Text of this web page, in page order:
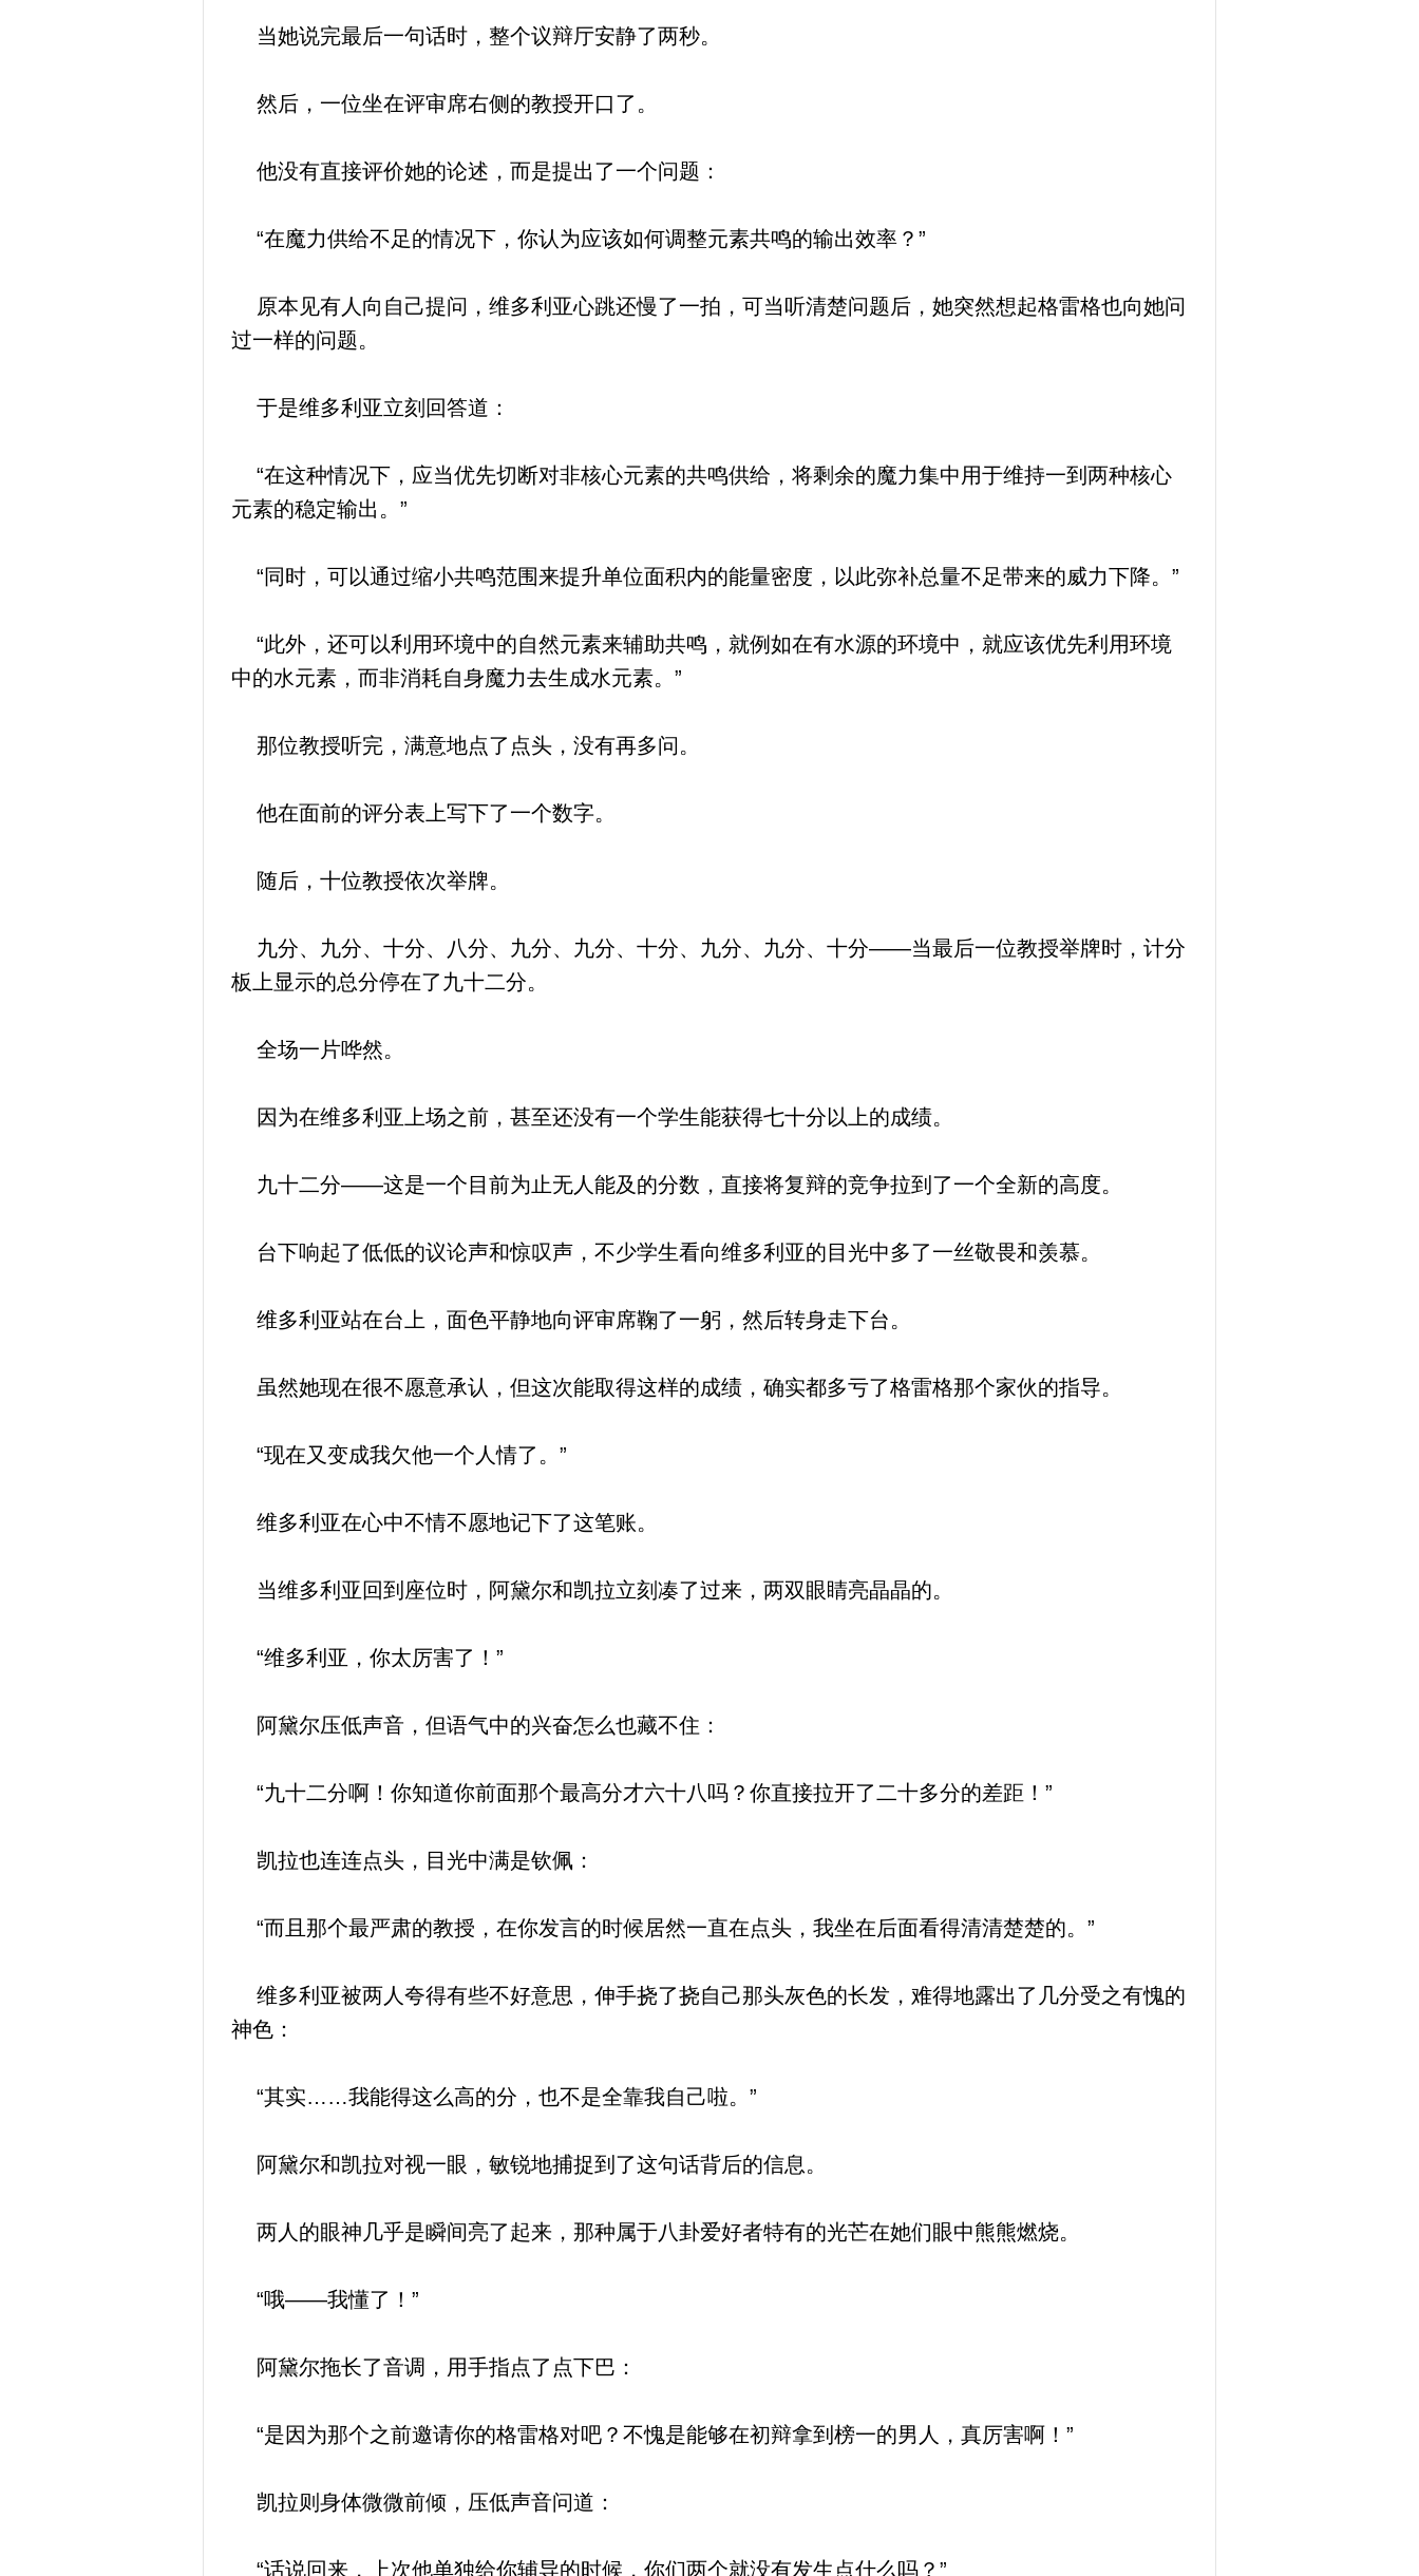
当她说完最后一句话时，整个议辩厅安静了两秒。
然后，一位坐在评审席右侧的教授开口了。
他没有直接评价她的论述，而是提出了一个问题：
“在魔力供给不足的情况下，你认为应该如何调整元素共鸣的输出效率？”
原本见有人向自己提问，维多利亚心跳还慢了一拍，可当听清楚问题后，她突然想起格雷格也向她问
过一样的问题。
于是维多利亚立刻回答道：
“在这种情况下，应当优先切断对非核心元素的共鸣供给，将剩余的魔力集中用于维持一到两种核心
元素的稳定输出。”
“同时，可以通过缩小共鸣范围来提升单位面积内的能量密度，以此弥补总量不足带来的威力下降。”
“此外，还可以利用环境中的自然元素来辅助共鸣，就例如在有水源的环境中，就应该优先利用环境
中的水元素，而非消耗自身魔力去生成水元素。”
那位教授听完，满意地点了点头，没有再多问。
他在面前的评分表上写下了一个数字。
随后，十位教授依次举牌。
九分、九分、十分、八分、九分、九分、十分、九分、九分、十分——当最后一位教授举牌时，计分
板上显示的总分停在了九十二分。
全场一片哗然。
因为在维多利亚上场之前，甚至还没有一个学生能获得七十分以上的成绩。
九十二分——这是一个目前为止无人能及的分数，直接将复辩的竞争拉到了一个全新的高度。
台下响起了低低的议论声和惊叹声，不少学生看向维多利亚的目光中多了一丝敬畏和羡慕。
维多利亚站在台上，面色平静地向评审席鞠了一躬，然后转身走下台。
虽然她现在很不愿意承认，但这次能取得这样的成绩，确实都多亏了格雷格那个家伙的指导。
“现在又变成我欠他一个人情了。”
维多利亚在心中不情不愿地记下了这笔账。
当维多利亚回到座位时，阿黛尔和凯拉立刻凑了过来，两双眼睛亮晶晶的。
“维多利亚，你太厉害了！”
阿黛尔压低声音，但语气中的兴奋怎么也藏不住：
“九十二分啊！你知道你前面那个最高分才六十八吗？你直接拉开了二十多分的差距！”
凯拉也连连点头，目光中满是钦佩：
“而且那个最严肃的教授，在你发言的时候居然一直在点头，我坐在后面看得清清楚楚的。”
维多利亚被两人夸得有些不好意思，伸手挠了挠自己那头灰色的长发，难得地露出了几分受之有愧的
神色：
“其实……我能得这么高的分，也不是全靠我自己啦。”
阿黛尔和凯拉对视一眼，敏锐地捕捉到了这句话背后的信息。
两人的眼神几乎是瞬间亮了起来，那种属于八卦爱好者特有的光芒在她们眼中熊熊燃烧。
“哦——我懂了！”
阿黛尔拖长了音调，用手指点了点下巴：
“是因为那个之前邀请你的格雷格对吧？不愧是能够在初辩拿到榜一的男人，真厉害啊！”
凯拉则身体微微前倾，压低声音问道：
“话说回来，上次他单独给你辅导的时候，你们两个就没有发生点什么吗？”